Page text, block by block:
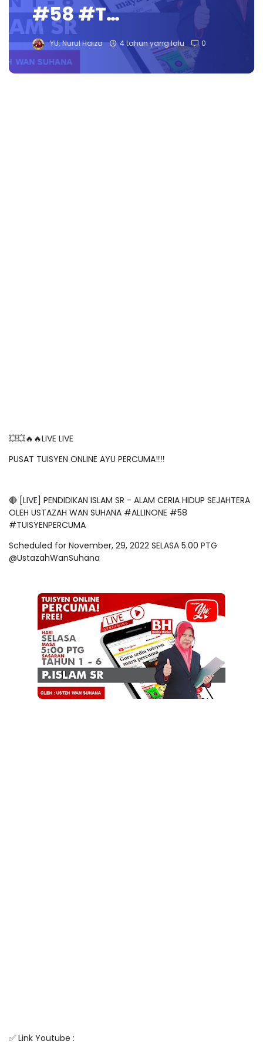
#58 #T…
YU. Nurul Haiza 4 tahun yang lalu 0
💥💥🔥🔥LIVE LIVE
PUSAT TUISYEN ONLINE AYU PERCUMA‼️‼️
🔴 [LIVE] PENDIDIKAN ISLAM SR - ALAM CERIA HIDUP SEJAHTERA
OLEH USTAZAH WAN SUHANA #ALLINONE #58
#TUISYENPERCUMA
Scheduled for November, 29, 2022 SELASA 5.00 PTG
@UstazahWanSuhana
✅ Link Youtube :